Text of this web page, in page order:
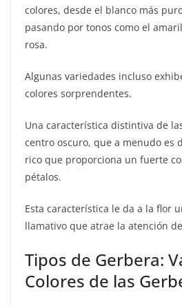
colores, desde el blanco más
pasando por tonos como el
rosa.
Algunas variedades incluso
colores sorprendentes.
Una característica distintiva de
centro oscuro, que a menudo es
rico que proporciona un fuerte
pétalos.
Esta característica le da a la flor
llamativo que atrae la atención
Tipos de Gerbera:
Colores de las